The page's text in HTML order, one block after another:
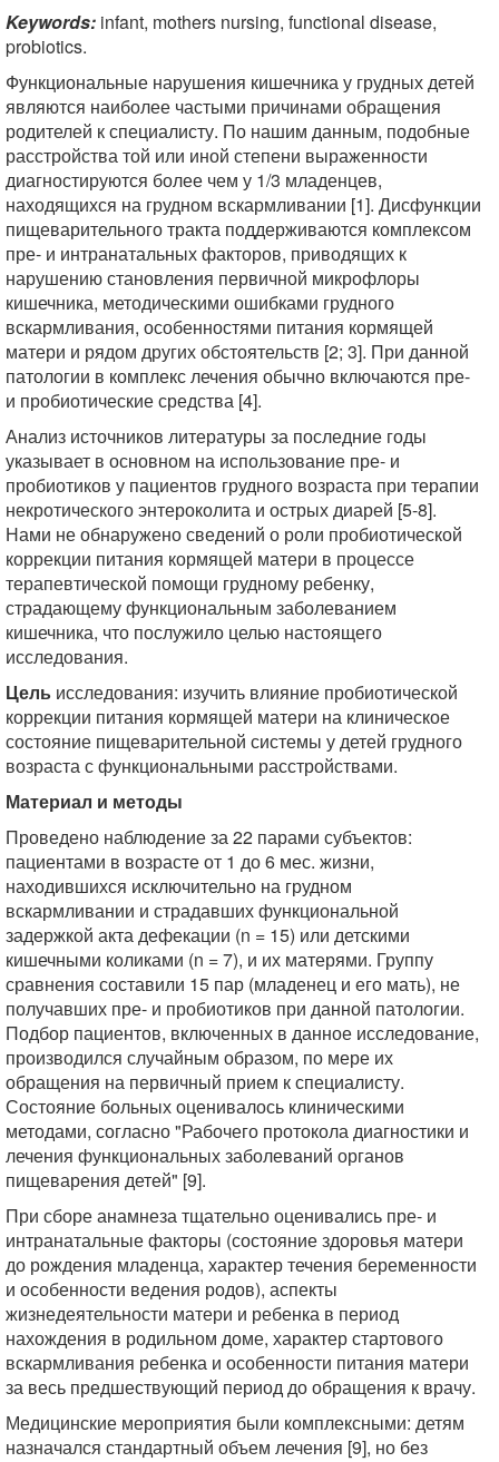
Keywords: infant, mothers nursing, functional disease,
probiotics.
Функциональные нарушения кишечника у грудных детей
являются наиболее частыми причинами обращения
родителей к специалисту. По нашим данным, подобные
расстройства той или иной степени выраженности
диагностируются более чем у 1/3 младенцев,
находящихся на грудном вскармливании [1]. Дисфункции
пищеварительного тракта поддерживаются комплексом
пре- и интранатальных факторов, приводящих к
нарушению становления первичной микрофлоры
кишечника, методическими ошибками грудного
вскармливания, особенностями питания кормящей
матери и рядом других обстоятельств [2; 3]. При данной
патологии в комплекс лечения обычно включаются пре-
и пробиотические средства [4].
Анализ источников литературы за последние годы
указывает в основном на использование пре- и
пробиотиков у пациентов грудного возраста при терапии
некротического энтероколита и острых диарей [5-8].
Нами не обнаружено сведений о роли пробиотической
коррекции питания кормящей матери в процессе
терапевтической помощи грудному ребенку,
страдающему функциональным заболеванием
кишечника, что послужило целью настоящего
исследования.
Цель исследования: изучить влияние пробиотической
коррекции питания кормящей матери на клиническое
состояние пищеварительной системы у детей грудного
возраста с функциональными расстройствами.
Материал и методы
Проведено наблюдение за 22 парами субъектов:
пациентами в возрасте от 1 до 6 мес. жизни,
находившихся исключительно на грудном
вскармливании и страдавших функциональной
задержкой акта дефекации (n = 15) или детскими
кишечными коликами (n = 7), и их матерями. Группу
сравнения составили 15 пар (младенец и его мать), не
получавших пре- и пробиотиков при данной патологии.
Подбор пациентов, включенных в данное исследование,
производился случайным образом, по мере их
обращения на первичный прием к специалисту.
Состояние больных оценивалось клиническими
методами, согласно "Рабочего протокола диагностики и
лечения функциональных заболеваний органов
пищеварения детей" [9].
При сборе анамнеза тщательно оценивались пре- и
интранатальные факторы (состояние здоровья матери
до рождения младенца, характер течения беременности
и особенности ведения родов), аспекты
жизнедеятельности матери и ребенка в период
нахождения в родильном доме, характер стартового
вскармливания ребенка и особенности питания матери
за весь предшествующий период до обращения к врачу.
Медицинские мероприятия были комплексными: детям
назначался стандартный объем лечения [9], но без